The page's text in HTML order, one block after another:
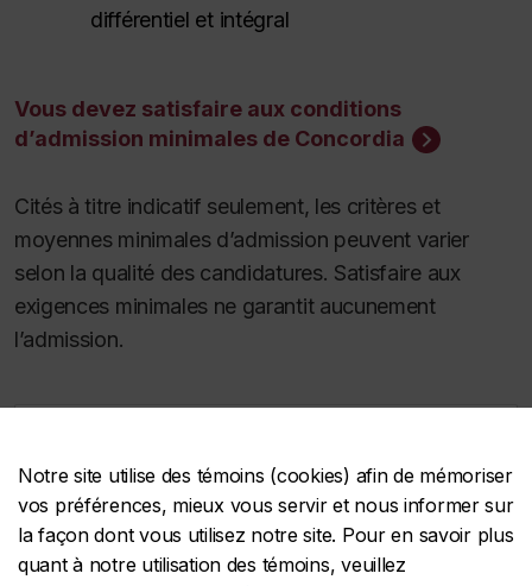
Notre site utilise des témoins (cookies) afin de mémoriser
vos préférences, mieux vous servir et nous informer sur
la façon dont vous utilisez notre site. Pour en savoir plus
quant à notre utilisation des témoins, veuillez
différentiel et intégral
Vous devez satisfaire aux conditions
d’admission minimales de Concordia
Cités à titre indicatif seulement, les critères et
moyennes minimales d’admission peuvent varier
selon la qualité des candidatures. Satisfaire aux
exigences minimales ne garantit aucunement
l’admission.
Dates limites